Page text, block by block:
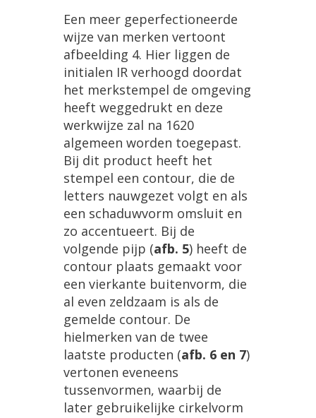
Een meer geperfectioneerde
wijze van merken vertoont
afbeelding 4. Hier liggen de
initialen IR verhoogd doordat
het merkstempel de omgeving
heeft weggedrukt en deze
werkwijze zal na 1620
algemeen worden toegepast.
Bij dit product heeft het
stempel een contour, die de
letters nauwgezet volgt en als
een schaduwvorm omsluit en
zo accentueert. Bij de
volgende pijp (afb. 5) heeft de
contour plaats gemaakt voor
een vierkante buitenvorm, die
al even zeldzaam is als de
gemelde contour. De
hielmerken van de twee
laatste producten (afb. 6 en 7)
vertonen eveneens
tussenvormen, waarbij de
later gebruikelijke cirkelvorm